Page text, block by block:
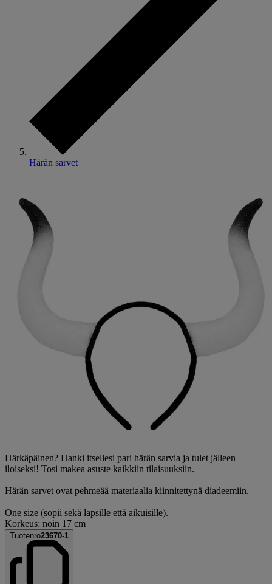
Härän sarvet
Härkäpäinen? Hanki itsellesi pari härän sarvia ja tulet jälleen
iloiseksi! Tosi makea asuste kaikkiin tilaisuuksiin.
Härän sarvet ovat pehmeää materiaalia kiinnitettynä diadeemiin.
One size (sopii sekä lapsille että aikuisille).
Korkeus: noin 17 cm
Tuotenro23670-1